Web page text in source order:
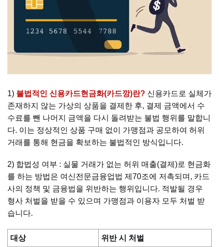
1) 불법적인 신용카드현금화(카드깡)란? 신용카드로 실체가
존재하지 않는 가상의 상품을 결제한 후, 결제 금액에서 수
수료를 뺀 나머지 금액을 다시 돌려받는 불법 행위를 말합니
다. 이는 정상적인 상품 구매 없이 가맹점과 공모하여 허위
거래를 통해 현금을 확보하는 불법적인 방식입니다.
2) 합법성 여부 : 실물 거래가 없는 허위 매출(결제)로 현금화
를 하는 방법은 여신전문금융업법 제70조에 저촉되며, 카드
사의 정책 및 금융법을 위반하는 행위입니다. 적발될 경우
형사 처벌을 받을 수 있으며 가맹점과 이용자 모두 처벌 받
습니다.
대상 위반 시 처벌